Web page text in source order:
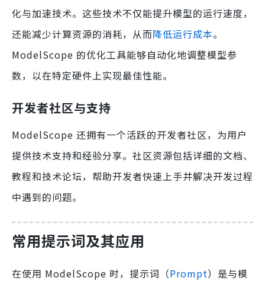
化与加速技术。这些技术不仅能提升模型的运行速度，
还能减少计算资源的消耗，从而降低运行成本。
ModelScope 的优化工具能够自动化地调整模型参
数，以在特定硬件上实现最佳性能。
开发者社区与支持
ModelScope 还拥有一个活跃的开发者社区，为用户
提供技术支持和经验分享。社区资源包括详细的文档、
教程和技术论坛，帮助开发者快速上手并解决开发过程
中遇到的问题。
常用提示词及其应用
在使用 ModelScope 时，提示词（Prompt）是与模